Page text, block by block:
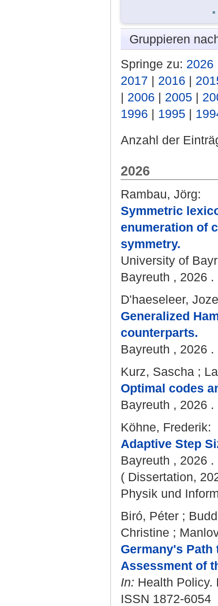
Gruppieren
Springe zu: 2026
2017 | 2016 |
| 2006 | 2005 |
1996 | 1995 |
Anzahl der
2026
Rambau, Jörg:
Symmetric
enumeration of
symmetry.
University of
Bayreuth , 2026 .
D'haeseleer,
Generalized
counterparts.
Bayreuth , 2026 .
Kurz, Sascha ;
Optimal codes
Bayreuth , 2026 .
Köhne, Frederik:
Adaptive Step
Bayreuth , 2026
( Dissertation,
Physik und
Biró, Péter ;
Christine ;
Germany's Path
Assessment of
In: Health Policy.
ISSN 1872-6054